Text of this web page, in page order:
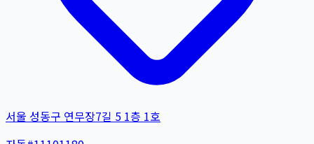
서울 성동구 연무장7길 5 1층 1호